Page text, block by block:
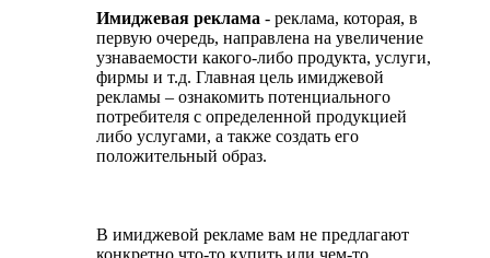
Имиджевая реклама - реклама, которая, в
первую очередь, направлена на увеличение
узнаваемости какого-либо продукта, услуги,
фирмы и т.д. Главная цель имиджевой
рекламы – ознакомить потенциального
потребителя с определенной продукцией
либо услугами, а также создать его
положительный образ.
В имиджевой рекламе вам не предлагают
конкретно что-то купить или чем-то